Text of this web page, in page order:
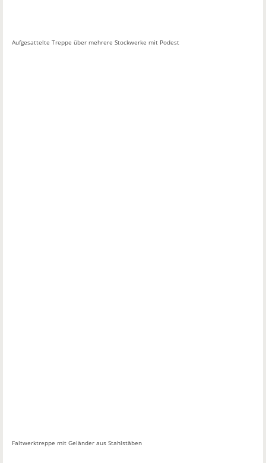
Aufgesattelte Treppe über mehrere Stockwerke mit Podest
Faltwerktreppe mit Geländer aus Stahlstäben